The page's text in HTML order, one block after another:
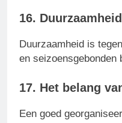
16.
Duurzaamheid is
en seizoensgebonden
17. Het belang
Een goed